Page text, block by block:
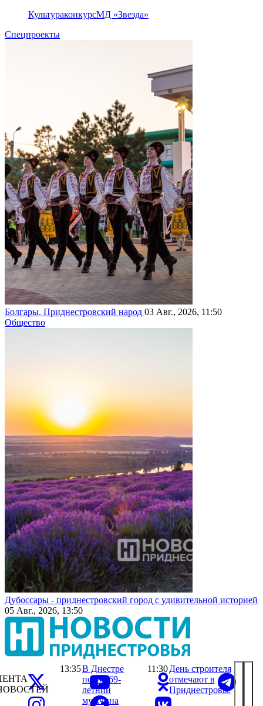
КультураконкурсМД «Звезда»
Спецпроекты
Болгары. Приднестровский народ 03 Авг., 2026, 11:50
Общество
Дубоссары - приднестровский город с удивительной историей
05 Авг., 2026, 13:50
13:35В Днестре
погиб 69-
летний
мужчина
11:30 День строителя
отмечают в
Приднестровье